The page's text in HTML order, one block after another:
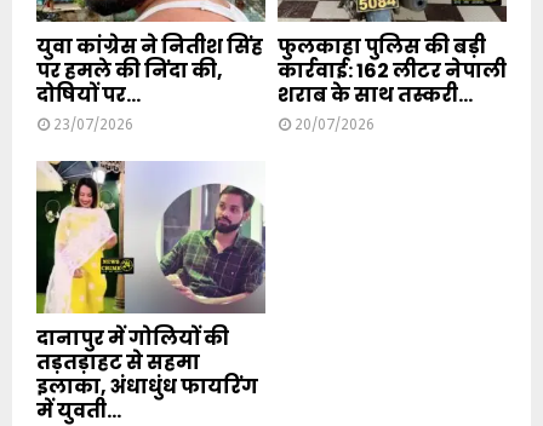
युवा कांग्रेस ने नितीश सिंह
पर हमले की निंदा की,
दोषियों पर...
23/07/2026
फुलकाहा पुलिस की बड़ी
कार्रवाई: 162 लीटर नेपाली
शराब के साथ तस्करी...
20/07/2026
दानापुर में गोलियों की
तड़तड़ाहट से सहमा
इलाका, अंधाधुंध फायरिंग
में युवती...